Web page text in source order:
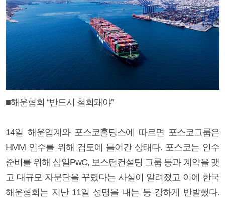
■해운협회 “반드시 철회돼야”
14일 해운업계와 포스코홀딩스에 따르면 포스코그룹은
HMM 인수를 위해 검토에 들어간 상태다. 포스코는 인수
준비를 위해 삼일PwC, 보스턴컨설팅 그룹 등과 계약을 맺
고 대규모 자문단을 꾸렸다는 사실이 알려졌고 이에 한국
해운협회는 지난 11일 성명을 내는 등 강하게 반발했다.